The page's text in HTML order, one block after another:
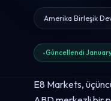
Amerika Birleşik
Güncellendi
E8 Markets,